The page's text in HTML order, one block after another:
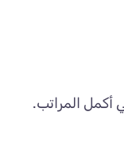
أكمل المراتب.